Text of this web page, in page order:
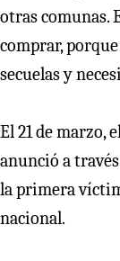
otras comunas.
comprar,
secuelas y
El 21 de marzo,
anunció a
la primera
nacional.